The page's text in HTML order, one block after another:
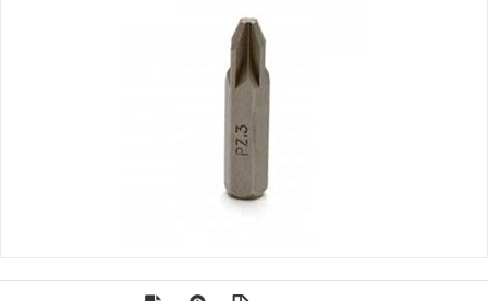
TILL KASSAN
Biltillbehör och reservdelar - BDS
Tohatsu - Utombordare